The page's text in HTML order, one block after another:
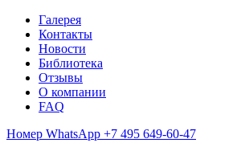
Галерея
Контакты
Новости
Библиотека
Отзывы
О компании
FAQ
Номер WhatsApp +7 495 649-60-47